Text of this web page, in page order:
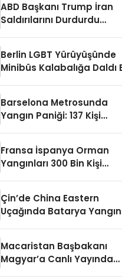
ABD Başkanı Trump İran
Saldırılarını Durdurdu
Berlin LGBT Yürüyüşünde
Minibüs Kalabalığa Daldı
Barselona Metrosunda
Yangın Paniği: 137 Kişi
Fransa İspanya Orman
Yangınları 300 Bin Kişi
Çin’de China Eastern
Uçağında Batarya
Macaristan Başbakanı
Magyar’a Canlı Yayında